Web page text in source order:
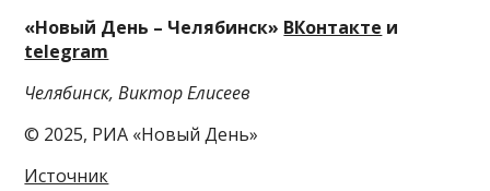
«Новый День – Челябинск» ВКонтакте и
telegram
Челябинск, Виктор Елисеев
© 2025, РИА «Новый День»
Источник